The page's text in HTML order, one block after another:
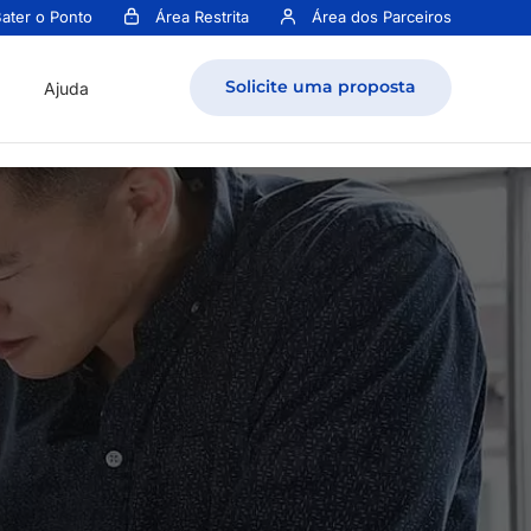
o Ponto Área Restrita Área dos Parceiros
Solicite uma proposta
Ajuda